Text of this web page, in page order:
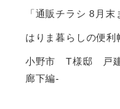
「通販チラシ 8月
はりま暮らしの便
小野市 T様邸 戸建
廊下編-